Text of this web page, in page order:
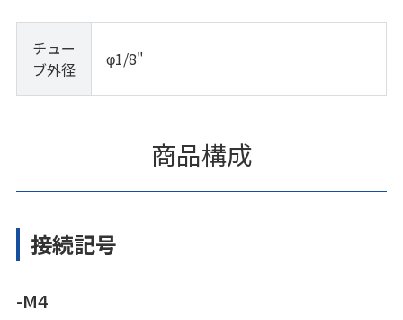
チュー
ブ外径
φ1/8"
商品構成
接続記号
-M4